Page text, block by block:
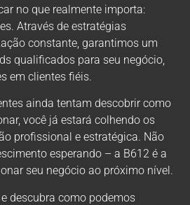
no que realmente importa:
Através de estratégias
constante, garantimos um
qualificados para seu negócio,
em clientes fiéis.
ainda tentam descobrir como
você já estará colhendo os
profissional e estratégica. Não
esperando – a B612 é a
seu negócio ao próximo nível.
descubra como podemos